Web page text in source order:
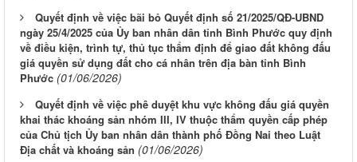
Quyết định về việc bãi bỏ Quyết định số 21/2025/QĐ-UBND
ngày 25/4/2025 của Ủy ban nhân dân tỉnh Bình Phước quy định
về điều kiện, trình tự, thủ tục thẩm định để giao đất không đấu
giá quyền sử dụng đất cho cá nhân trên địa bàn tỉnh Bình
Phước (01/06/2026)
Quyết định về việc phê duyệt khu vực không đấu giá quyền
khai thác khoáng sản nhóm III, IV thuộc thẩm quyền cấp phép
của Chủ tịch Ủy ban nhân dân thành phố Đồng Nai theo Luật
Địa chất và khoáng sản (01/06/2026)